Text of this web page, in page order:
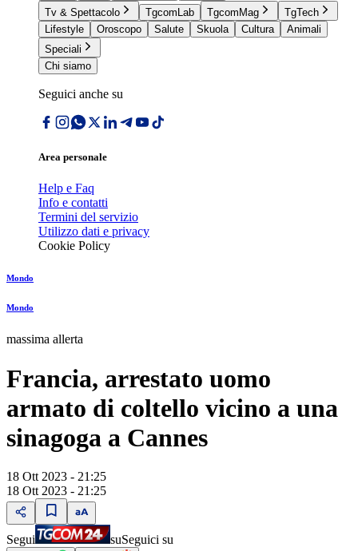
Tv & Spettacolo
TgcomLab TgcomMag
TgTech
Lifestyle
Oroscopo Salute Skuola Cultura
Animali
Speciali
Chi siamo
Seguici anche su
Area personale
Help e Faq
Info e contatti
Termini del servizio
Utilizzo dati e privacy
Cookie Policy
Mondo
Mondo
massima allerta
Francia, arrestato uomo
armato di coltello vicino a una
sinagoga a Cannes
18 Ott 2023 - 21:25
18 Ott 2023 - 21:25
Segui suSeguici su